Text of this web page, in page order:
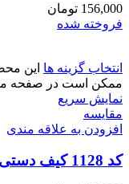
156,000 تومان
فروخته شده
انتخاب گزینه ها این
ممکن است در صفحه
نمایش سریع
مقايسه
افزودن به علاقه مندی
کد 1128 کیف دستی دوشی زنانه هرمس hermes